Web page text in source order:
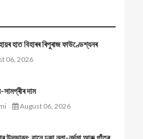
হাত বিহাৰৰ ৰিপুৰাজ ফাউণ্ডেশ্যনৰ
06, 2026
দাম
August 06, 2026